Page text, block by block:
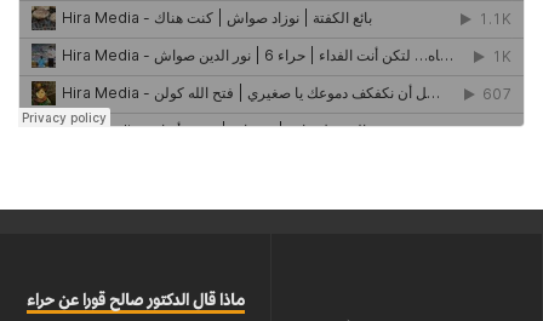
ماذا قال الدكتور صالح قورا عن حراء